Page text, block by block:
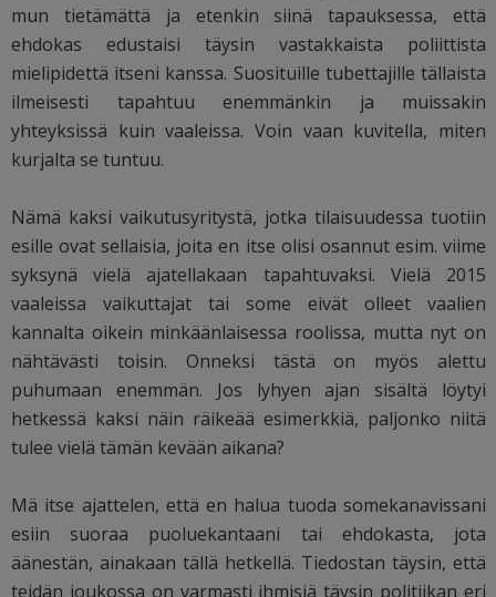
mun tietämättä ja etenkin siinä tapauksessa, että
ehdokas edustaisi täysin vastakkaista poliittista
mielipidettä itseni kanssa. Suosituille tubettajille tällaista
ilmeisesti tapahtuu enemmänkin ja muissakin
yhteyksissä kuin vaaleissa. Voin vaan kuvitella, miten
kurjalta se tuntuu.
Nämä kaksi vaikutusyritystä, jotka tilaisuudessa tuotiin
esille ovat sellaisia, joita en itse olisi osannut esim. viime
syksynä vielä ajatellakaan tapahtuvaksi. Vielä 2015
vaaleissa vaikuttajat tai some eivät olleet vaalien
kannalta oikein minkäänlaisessa roolissa, mutta nyt on
nähtävästi toisin. Onneksi tästä on myös alettu
puhumaan enemmän. Jos lyhyen ajan sisältä löytyi
hetkessä kaksi näin räikeää esimerkkiä, paljonko niitä
tulee vielä tämän kevään aikana?
Mä itse ajattelen, että en halua tuoda somekanavissani
esiin suoraa puoluekantaani tai ehdokasta, jota
äänestän, ainakaan tällä hetkellä. Tiedostan täysin, että
teidän joukossa on varmasti ihmisiä täysin politiikan eri